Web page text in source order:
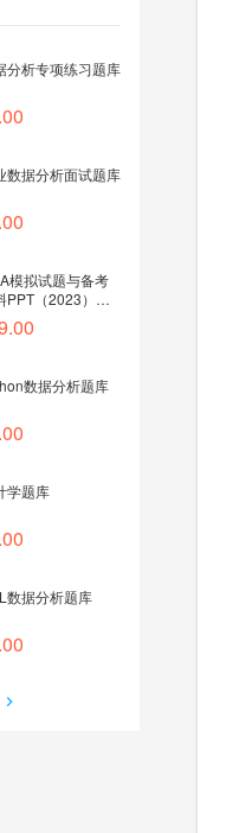
分析专项练习题库
数据分析面试题库
模拟试题与备考
PPT（2023）
生版
数据分析题库
学题库
数据分析题库